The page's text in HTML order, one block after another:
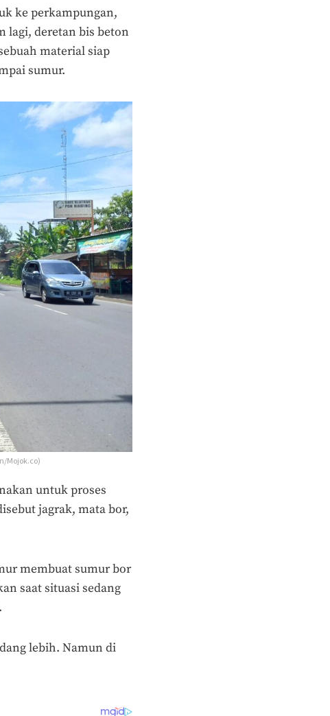
ke perkampungan,
lagi, deretan bis beton
material siap
sumur.
Mojok.co)
untuk proses
jagrak, mata bor,
membuat sumur bor
saat situasi sedang
lebih. Namun di